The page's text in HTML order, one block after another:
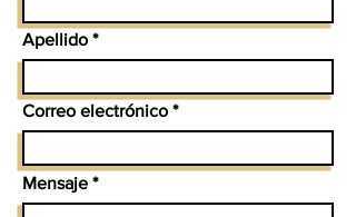
Apellido
Correo electrónico
Mensaje